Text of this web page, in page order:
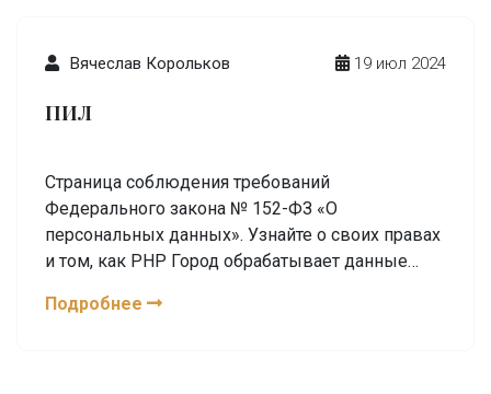
Вячеслав Корольков 19 июл 2024
ПИЛ
Страница соблюдения требований
Федерального закона № 152-ФЗ «О
персональных данных». Узнайте о своих правах
и том, как PHP Город обрабатывает данные
Подробнее